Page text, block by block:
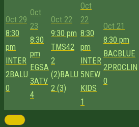
Oct 29
8:30
pm
INTER
2BALU
0
Oct
23
8:30
pm
EGSA
3ATV
4
Oct 22
9:30 pm
TMS42
2
(2)BALU
2 (3)
Oct
22
8:30
pm
INTER
5NEW
KIDS
1
Oct 21
8:30 pm
BACBLUE
2PROCLIN
0